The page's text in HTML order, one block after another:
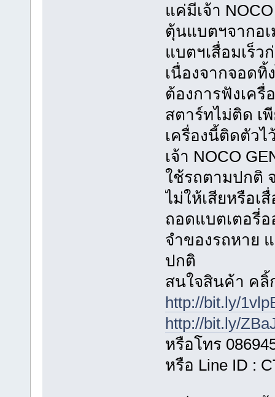
แค่มีเจ้า
ตุ้นแบตฯจากอ
แบตฯเสื่อมเร็
เนื่องจากจอดทิ้
ต้องการฟังเครื่
สตาร์ทไม่ติด เ
เครื่องนี้ติดตัว
เจ้า NOCO
ใช้รถตามปกติ
ไม่ให้เสียหรือเ
ถอดแบตเตอรี่
จำของรถหาย
ปกติ
สนใจสินค้า คลิ้
http://bit.ly/
http://bit.ly/
หรือโทร
หรือ Line ID :